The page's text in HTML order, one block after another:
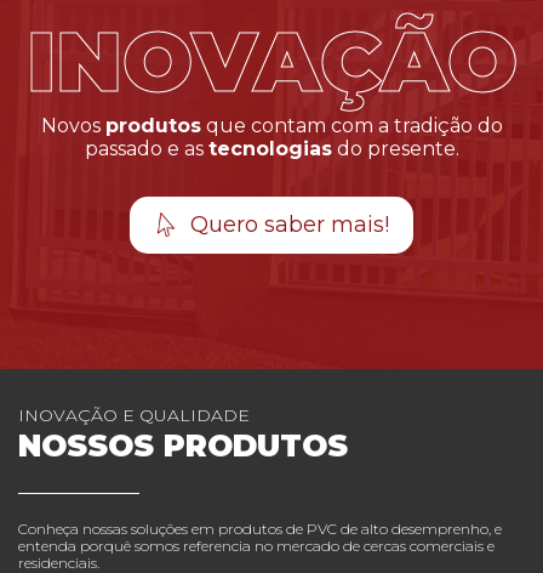
Novos produtosque contam com a tradição do
passado e as tecnologiasdo presente.
Quero saber mais!
INOVAÇÃO E QUALIDADE
NOSSOS PRODUTOS
Conheça nossas soluções em produtos de PVC de alto desemprenho, e
entenda porquê somos referencia no mercado de cercas comerciais e
residenciais.